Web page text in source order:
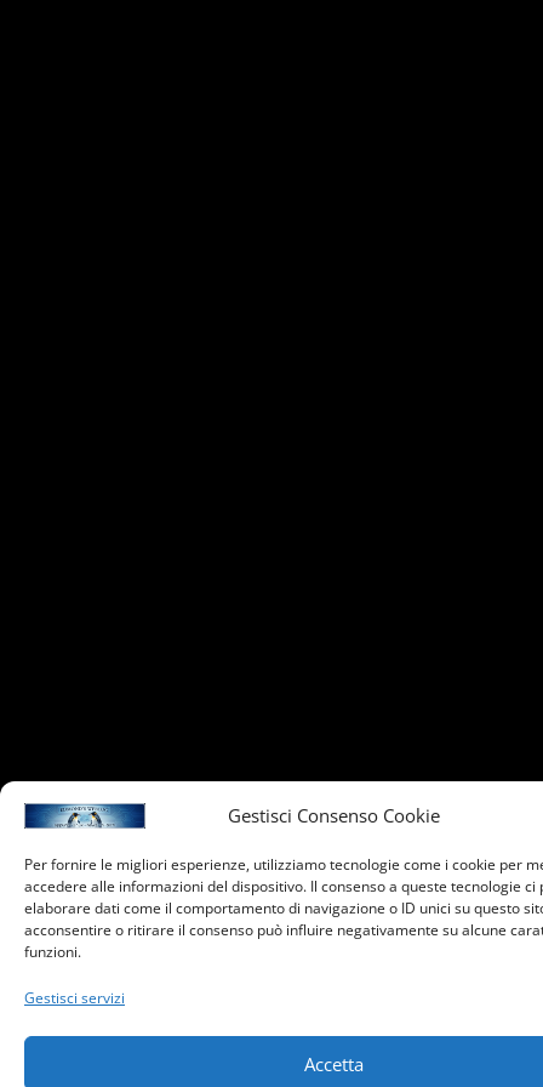
Gestisci Consenso Cookie
Per fornire le migliori esperienze, utilizziamo tecnologie come i cookie per
accedere alle informazioni del dispositivo. Il consenso a queste tecnologie
elaborare dati come il comportamento di navigazione o ID unici su questo
acconsentire o ritirare il consenso può influire negativamente su alcune
funzioni.
Gestisci servizi
Accetta